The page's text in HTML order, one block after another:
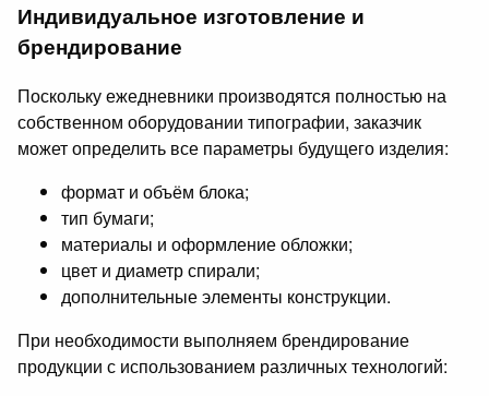
Индивидуальное изготовление и
брендирование
Поскольку ежедневники производятся полностью на
собственном оборудовании типографии, заказчик
может определить все параметры будущего изделия:
формат и объём блока;
тип бумаги;
материалы и оформление обложки;
цвет и диаметр спирали;
дополнительные элементы конструкции.
При необходимости выполняем брендирование
продукции с использованием различных технологий: